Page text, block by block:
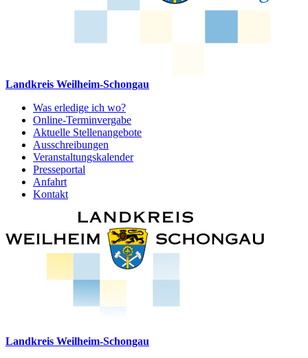
Landkreis Weilheim-Schongau
Was erledige ich wo?
Online-Terminvergabe
Aktuelle Stellenangebote
Ausschreibungen
Veranstaltungskalender
Presseportal
Anfahrt
Kontakt
Landkreis Weilheim-Schongau